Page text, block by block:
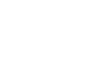
El corte
Tanto en
la «morfología